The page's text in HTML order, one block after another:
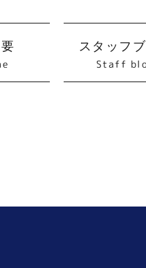
スタッフ
Staff